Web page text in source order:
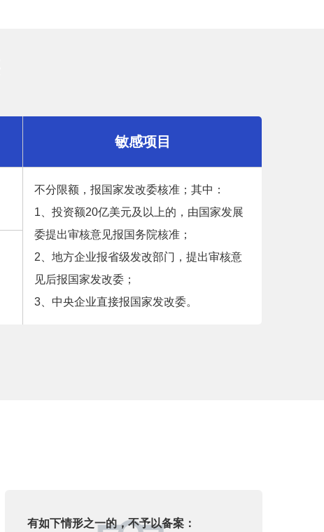
敏感项目
不分限额，报国家发改委核准；其中：
1、投资额20亿美元及以上的，由国家发展
委提出审核意见报国务院核准；
2、地方企业报省级发改部门，提出审核意
见后报国家发改委；
3、中央企业直接报国家发改委。
有如下情形之一的，不予以备案：